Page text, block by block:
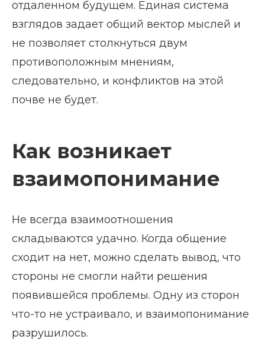
отдаленном будущем. Единая система
взглядов задает общий вектор мыслей и
не позволяет столкнуться двум
противоположным мнениям,
следовательно, и конфликтов на этой
почве не будет.
Как возникает
взаимопонимание
Не всегда взаимоотношения
складываются удачно. Когда общение
сходит на нет, можно сделать вывод, что
стороны не смогли найти решения
появившейся проблемы. Одну из сторон
что-то не устраивало, и взаимопонимание
разрушилось.